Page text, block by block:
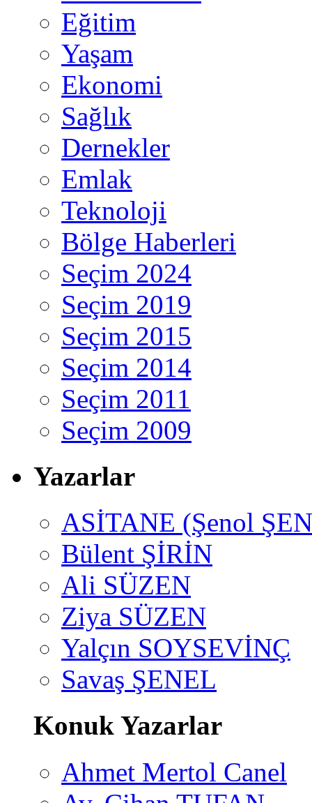
Eğitim
Yaşam
Ekonomi
Sağlık
Dernekler
Emlak
Teknoloji
Bölge Haberleri
Seçim 2024
Seçim 2019
Seçim 2015
Seçim 2014
Seçim 2011
Seçim 2009
Yazarlar
ASİTANE (Şenol
Bülent ŞİRİN
Ali SÜZEN
Ziya SÜZEN
Yalçın SOYSEVİNÇ
Savaş ŞENEL
Konuk Yazarlar
Ahmet Mertol Canel